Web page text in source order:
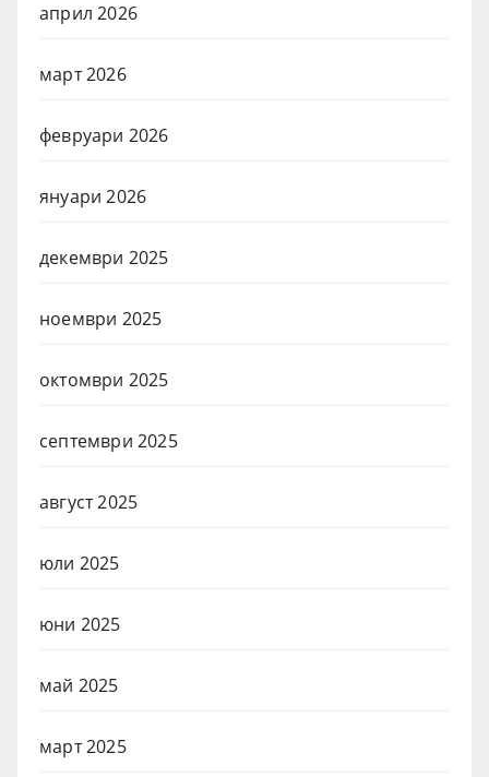
април 2026
март 2026
февруари 2026
януари 2026
декември 2025
ноември 2025
октомври 2025
септември 2025
август 2025
юли 2025
юни 2025
май 2025
март 2025